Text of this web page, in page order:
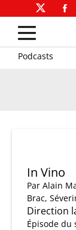
Podcasts
In Vino
Par Alain
Brac,
Direction
Épisode du